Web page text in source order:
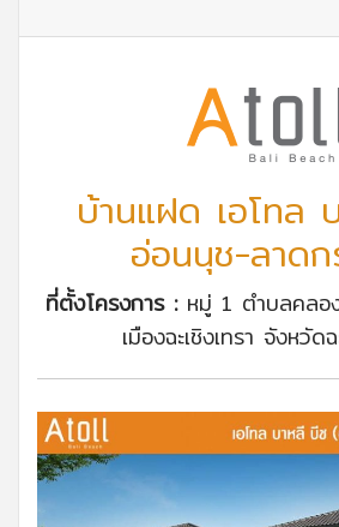
บ้านแฝด เอโทล
อ่อนนุช-ลาดก
ที่ตั้งโครงการ :หมู่ 1 ตำบลคลอ
เมืองฉะเชิงเทรา จังหวัดฉ